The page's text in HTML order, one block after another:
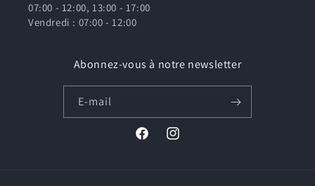
07:00 - 12:00, 13:00 - 17:00
Vendredi : 07:00 - 12:00
Abonnez-vous à notre newsletter
E-mail
FacebookInstagram